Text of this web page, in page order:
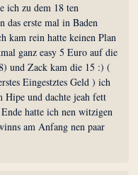
ich zu dem 18 ten
das erste mal in Baden
kam rein hatte keinen Plan
ganz easy 5 Euro auf die
und Zack kam die 15 :) (
Eingestztes Geld ) ich
und dachte jeah fett
hatte ich nen witzigen
am Anfang nen paar